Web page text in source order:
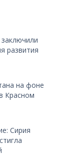
развития
на фоне
Красном
Сирия